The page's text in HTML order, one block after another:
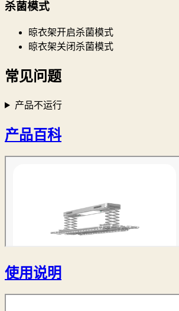
杀菌模式
晾衣架开启杀菌模式
晾衣架关闭杀菌模式
常见问题
产品不运行
产品百科
使用说明